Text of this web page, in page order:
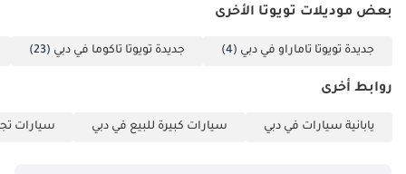
بعض موديلات تويوتا الأخرى
جديدة تويوتا تاماراو في دبي (4) جديدة تويوتا تاكوما في دبي (23)
روابط أخرى
يابانية سيارات في دبي سيارات كبيرة للبيع في دبي سيارات
شبه جديدة في أوج كفاءتها وموثوقيتها.
تم إنشاء هذه الإحصاءات بواسطة الذكاء الاصطناعي اعتماداً على بيانات
خبراء السوق. يُرجى دائماً فحص السيارة قبل الشراء.